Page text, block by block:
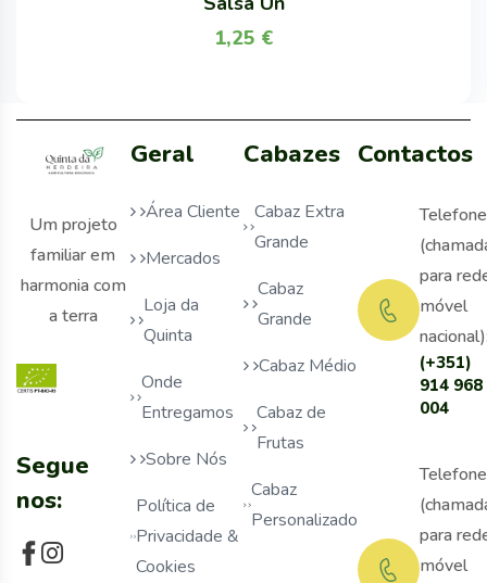
1,25 €
Um projeto
familiar em
harmonia com
a terra
Segue
nos:
Geral
Área Cliente
Mercados
Loja da
Quinta
Onde
Entregamos
Sobre Nós
Política de
Privacidade &
Cookies
Cabazes
Cabaz Extra
Grande
Cabaz
Grande
Cabaz Médio
Cabaz de
Frutas
Cabaz
Personalizado
Contactos
(+351)
914 968
004
Telefone
para
móvel
Telefone
para
móvel